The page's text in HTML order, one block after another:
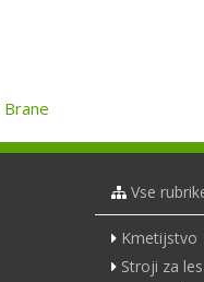
Brane
Vse
Kmetijstvo
Stroji za les